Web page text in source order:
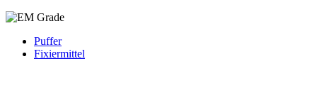
Puffer
Fixiermittel